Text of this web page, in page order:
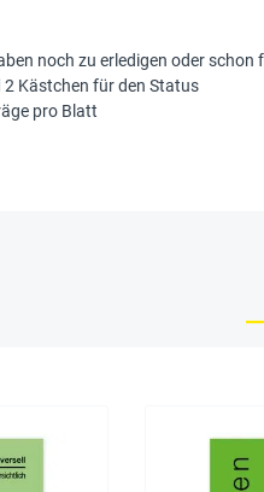
noch zu erledigen oder schon
Kästchen für den Status
pro Blatt